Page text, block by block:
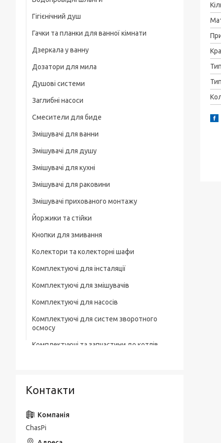
Тип
Для смартфонів
На груди / плече / пояс
Штативні головки
Магнітні тримачі
Для велосипеда, мотоцикла
Гігієнічний душ
Гачки та планки для ванної кімнати
Дзеркала у ванну
Дозатори для мила
Душові системи
Заглибні насоси
Смесители для биде
Змішувачі для ванни
Змішувачі для душу
Змішувачі для кухні
Змішувачі для раковини
Змішувачі прихованого монтажу
Йоржики та стійки
Кнопки для змивання
Колектори та колекторні шафи
Комплектуючі для інсталяції
Комплектуючі для змішувачів
Комплектуючі для насосів
Комплектуючі для систем зворотного
осмосу
Комплектуючі та запчастини до котлів
Лотки для зливної каналізації
Мильниці
Монтажні елементи
Контакти
ChasPi